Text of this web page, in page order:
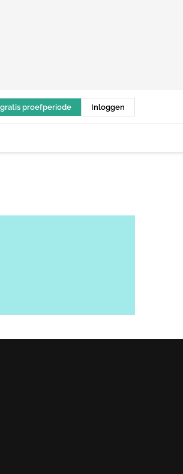
proefperiode Inloggen